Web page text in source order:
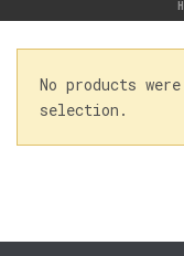
No products
selection.